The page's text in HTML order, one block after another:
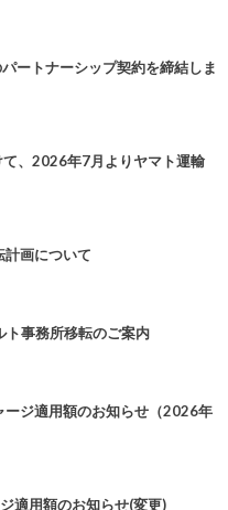
ートナーシップ契約を締結しま
て、2026年7月よりヤマト運輸
計画について
ト事務所移転のご案内
ージ適用額のお知らせ（2026年
適用額のお知らせ(変更)